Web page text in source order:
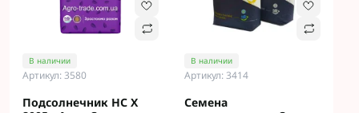
В наличии
Артикул: 3580
Подсолнечник НС Х
В наличии
Артикул: 3414
Семена